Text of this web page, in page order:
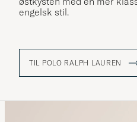
engelsk stil.
TIL POLO RALPH LAUREN